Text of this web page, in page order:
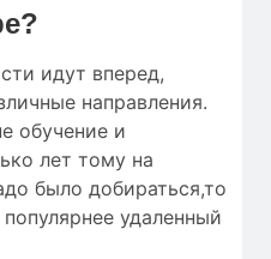
идут вперед,
направления.
обучение и
лет тому на
было добираться,то
удаленный